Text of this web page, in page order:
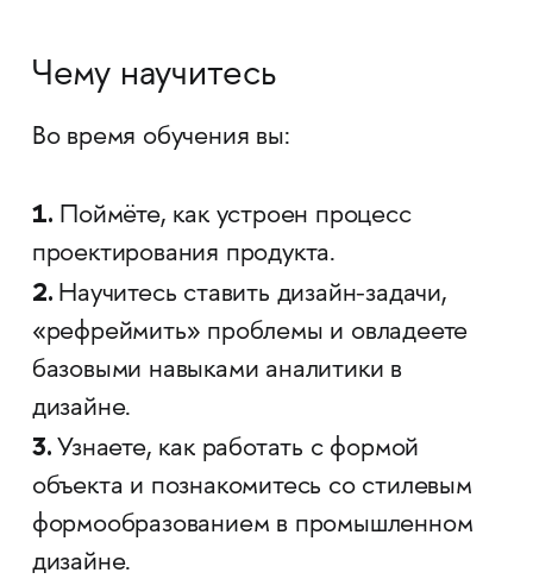
Чему научитесь
Во время обучения вы:
1. Поймёте, как устроен процесс
проектирования продукта.
2. Научитесь ставить дизайн-задачи,
«рефреймить»‎ проблемы и овладеете
базовыми навыками аналитики в
дизайне.
3.Узнаете, как работать с формой
объекта и познакомитесь со стилевым
формообразованием в промышленном
дизайне.